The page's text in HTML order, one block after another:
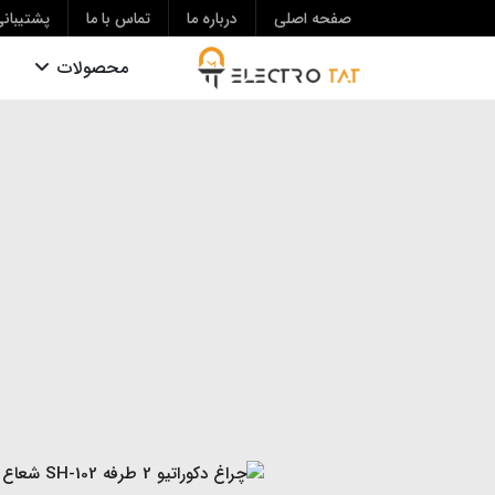
صفحه اصلی درباره ما تماس با ما
محصولات